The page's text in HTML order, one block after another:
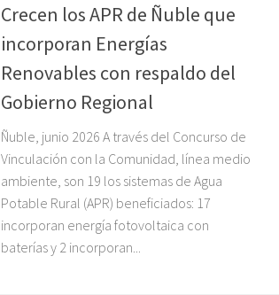
Crecen los APR de Ñuble que
incorporan Energías
Renovables con respaldo del
Gobierno Regional
Ñuble, junio 2026 A través del Concurso de
Vinculación con la Comunidad, línea medio
ambiente, son 19 los sistemas de Agua
Potable Rural (APR) beneficiados: 17
incorporan energía fotovoltaica con
baterías y 2 incorporan...